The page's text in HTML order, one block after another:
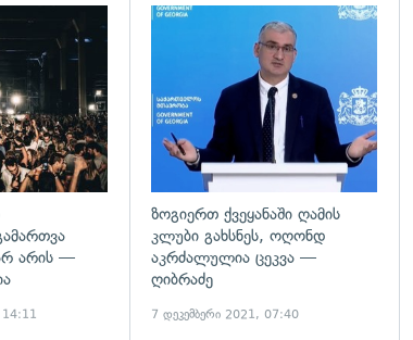
არის —
14:11
ზოგიერთ ქვეყანაში ღამის
კლუბი გახსნეს, ოღონდ
აკრძალულია ცეკვა —
ღიბრაძე
7 დეკემბერი 2021, 07:40